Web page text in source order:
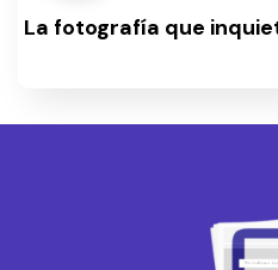
La fotografía que